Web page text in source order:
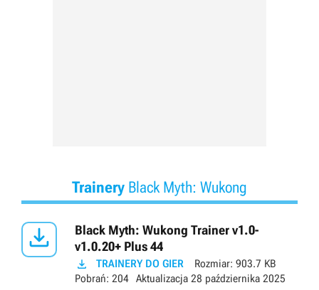
Trainery Black Myth: Wukong

Black Myth: Wukong Trainer v1.0-
v1.0.20+ Plus 44
 TRAINERY DO GIER Rozmiar: 903.7 KB
Pobrań: 204 Aktualizacja 28 października 2025